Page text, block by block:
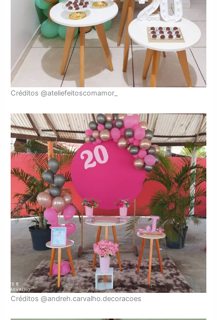
Créditos @ateliefeitoscomamor_
Créditos @andreh.carvalho.decoracoes